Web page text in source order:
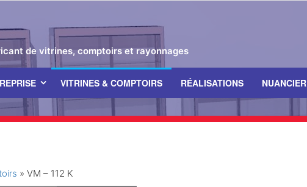
de vitrines, comptoirs et rayonnages
VITRINES & COMPTOIRS RÉALISATIONS NUANCIER
» VM – 112 K